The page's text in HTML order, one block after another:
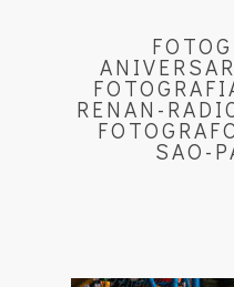
RENAN-
SAO-